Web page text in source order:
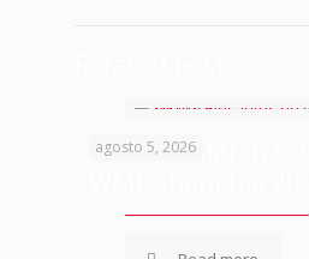
agosto 5, 2026
Talleres March